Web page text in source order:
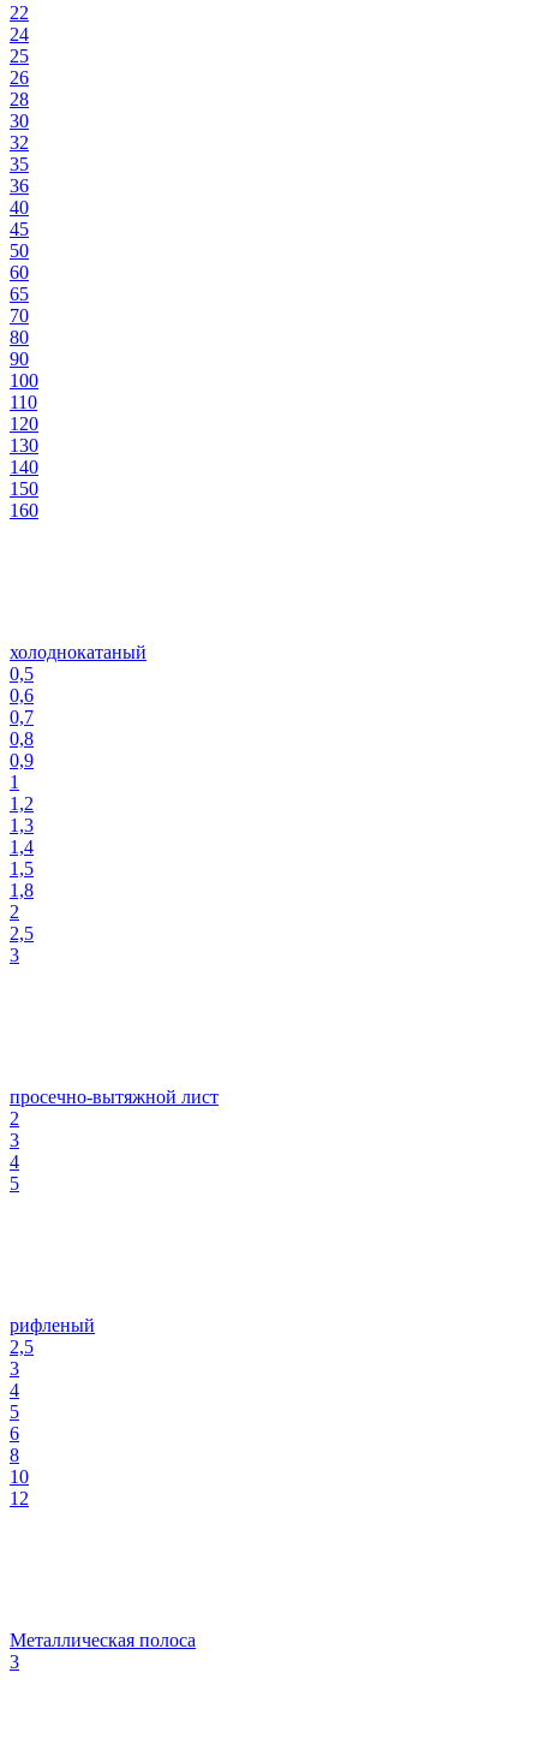
22
24
25
26
28
30
32
35
36
40
45
50
60
65
70
80
90
100
110
120
130
140
150
160
холоднокатаный
0,5
0,6
0,7
0,8
0,9
1
1,2
1,3
1,4
1,5
1,8
2
2,5
3
просечно-вытяжной лист
2
3
4
5
рифленый
2,5
3
4
5
6
8
10
12
Металлическая полоса
3